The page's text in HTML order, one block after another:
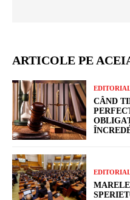
ARTICOLE PE
CÂND